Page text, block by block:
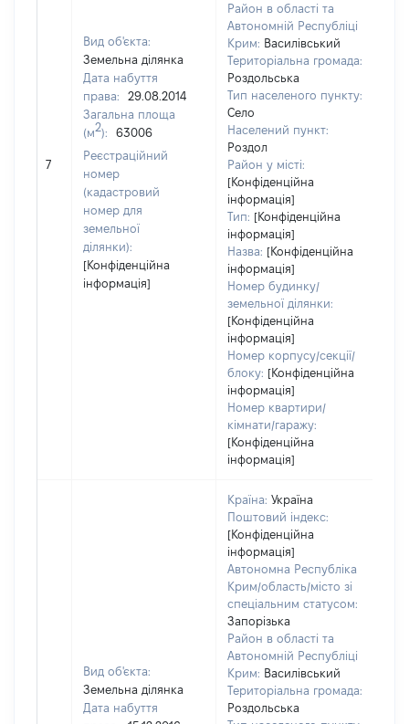
7
Вид об'єкта:
Земельна ділянка
Дата набуття
права:
29.08.2014
Загальна площа
(м2):
63006
Реєстраційний
номер
(кадастровий
номер для
земельної
ділянки):
[Конфіденційна
інформація]
Район в області та
Автономній Республіці
Крим: Василівський
Територіальна громада:
Роздольська
Тип населеного пункту:
Село
Населений пункт:
Роздол
Район у місті:
[Конфіденційна
інформація]
Тип: [Конфіденційна
інформація]
Назва: [Конфіденційна
інформація]
Номер будинку/
земельної ділянки:
[Конфіденційна
інформація]
Номер корпусу/секції/
блоку: [Конфіденційна
інформація]
Номер квартири/
кімнати/гаражу:
[Конфіденційна
інформація]
Вид об'єкта:
Земельна ділянка
Дата набуття
Країна: Україна
Поштовий індекс:
[Конфіденційна
інформація]
Автономна Республіка
Крим/область/місто зі
спеціальним статусом:
Запорізька
Район в області та
Автономній Республіці
Крим: Василівський
Територіальна громада:
Роздольська